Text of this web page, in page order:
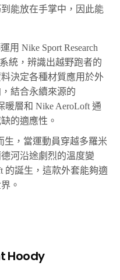
能放在手掌中，因此能
用 Nike Sport Research
統，辨識出越野跑者的
決定各種材質應用於外
結合永續來源的
層和 Nike AeroLoft 通
的適應性。
生，當運動員穿越多羅米
河沿途劇烈的溫度變
的誕生，這款外套能夠適
。
Hoody